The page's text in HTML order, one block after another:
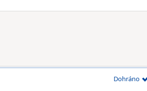
Dohráno